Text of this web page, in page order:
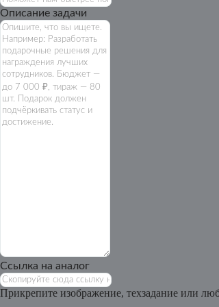
Описание задачи
Ссылка на аналог
Прикрепите изображение, техзадание или